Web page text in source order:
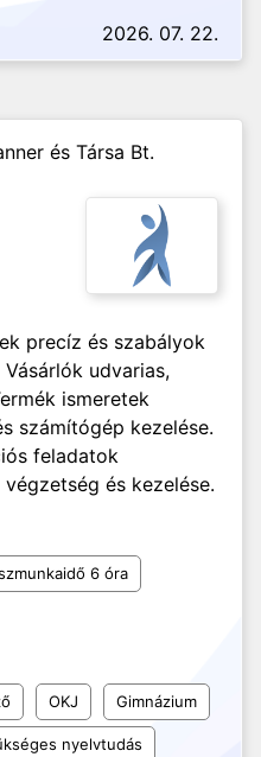
2026. 07. 22.
és Társa Bt.
precíz és szabályok
udvarias,
ismeretek
számítógép kezelése.
feladatok
és kezelése.
6 óra
OKJ Gimnázium
nyelvtudás